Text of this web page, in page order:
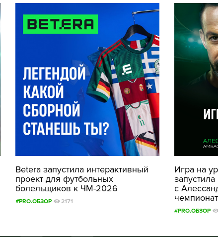
Betera запустила интерактивный
проект для футбольных
болельщиков к ЧМ-2026
#PRO.ОБЗОР 2171
Игра на
с
#PRO.ОБЗОР